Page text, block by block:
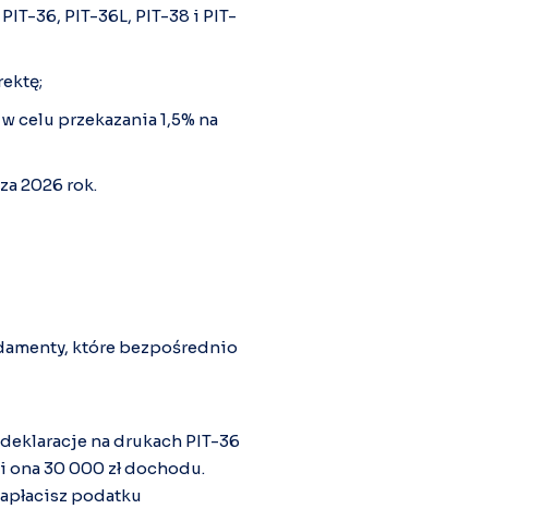
36, PIT-36L, PIT-38 i PIT-
celu przekazania 1,5% na
2026 rok.
które bezpośrednio
na drukach PIT-36
ona 30 000 zł dochodu.
podatku